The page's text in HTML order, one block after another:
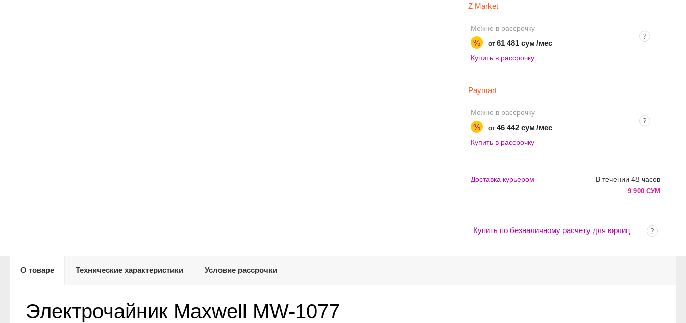
Z Market
Можно в рассрочку
% от 61 481 сум /мес
Купить в рассрочку
Paymart
Можно в рассрочку
% от 46 442 сум /мес
Купить в рассрочку
Доставка курьером В течении 48 часов
9 900 СУМ
Купить по безналичному расчету для юрлиц
О товаре Технические характеристики Условие рассрочки
Электрочайник Maxwell MW-1077